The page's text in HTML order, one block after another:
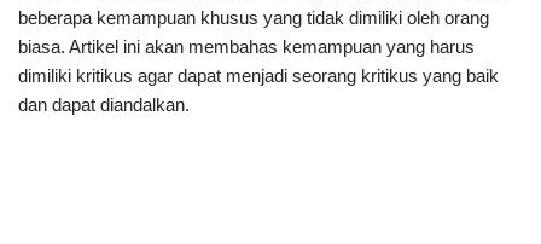
beberapa kemampuan khusus yang tidak dimiliki oleh orang
biasa. Artikel ini akan membahas kemampuan yang harus
dimiliki kritikus agar dapat menjadi seorang kritikus yang baik
dan dapat diandalkan.